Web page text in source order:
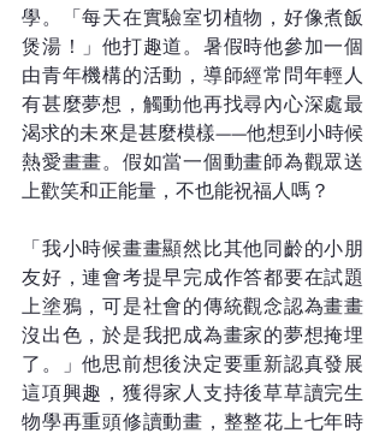
學。「每天在實驗室切植物，好像煮飯
煲湯！」他打趣道。暑假時他參加一個
由青年機構的活動，導師經常問年輕人
有甚麼夢想，觸動他再找尋內心深處最
渴求的未來是甚麼模樣——他想到小時候
熱愛畫畫。假如當一個動畫師為觀眾送
上歡笑和正能量，不也能祝福人嗎？
「我小時候畫畫顯然比其他同齡的小朋
友好，連會考提早完成作答都要在試題
上塗鴉，可是社會的傳統觀念認為畫畫
沒出色，於是我把成為畫家的夢想掩埋
了。」他思前想後決定要重新認真發展
這項興趣，獲得家人支持後草草讀完生
物學再重頭修讀動畫，整整花上七年時